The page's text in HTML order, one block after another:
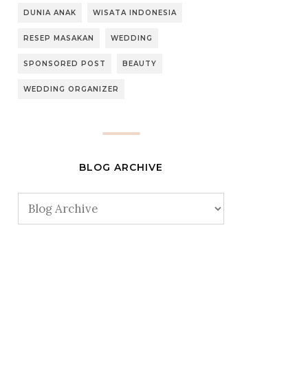
DUNIA ANAK WISATA INDONESIA
RESEP MASAKAN WEDDING
SPONSORED POST BEAUTY
WEDDING ORGANIZER
BLOG ARCHIVE